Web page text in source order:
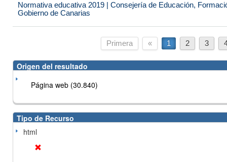
Normativa educativa 2019 | Consejería de Educación,
Gobierno de Canarias
Primera « 1 2 3
Origen del resultado
Página web (30.840)
Tipo de Recurso
html